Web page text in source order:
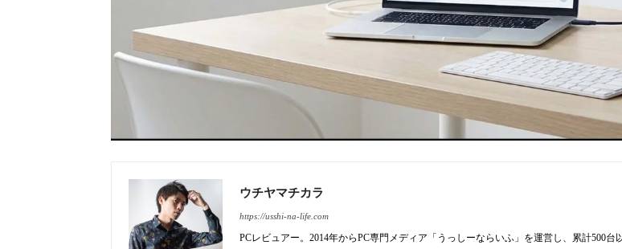
ウチヤマチカラ
https://usshi-na-life.com
PCレビュアー。2014年からPC専門メディア「うっしーならいふ」を運営し、累計500